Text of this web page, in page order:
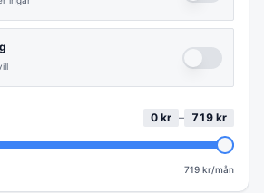
0 kr – 719 kr
719 kr/mån